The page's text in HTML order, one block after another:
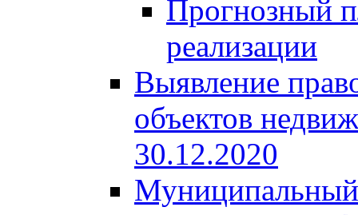
Прогнозный
реализации
Выявление
объектов
30.12.2020
Муниципальный